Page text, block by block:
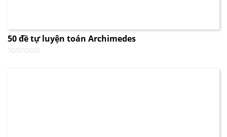
50 đề tự luyện toán Archimedes
30/07/2026